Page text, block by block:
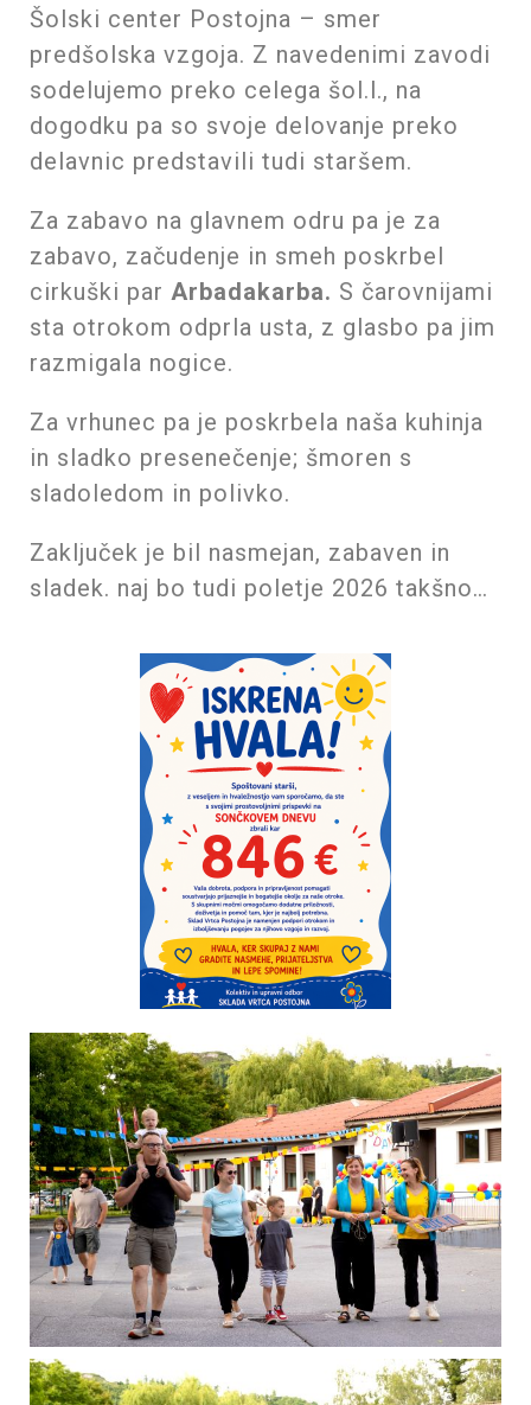
Šolski center Postojna – smer
predšolska vzgoja. Z navedenimi zavodi
sodelujemo preko celega šol.l., na
dogodku pa so svoje delovanje preko
delavnic predstavili tudi staršem.
Za zabavo na glavnem odru pa je za
zabavo, začudenje in smeh poskrbel
cirkuški par Arbadakarba. S čarovnijami
sta otrokom odprla usta, z glasbo pa jim
razmigala nogice.
Za vrhunec pa je poskrbela naša kuhinja
in sladko presenečenje; šmoren s
sladoledom in polivko.
Zaključek je bil nasmejan, zabaven in
sladek. naj bo tudi poletje 2026 takšno…